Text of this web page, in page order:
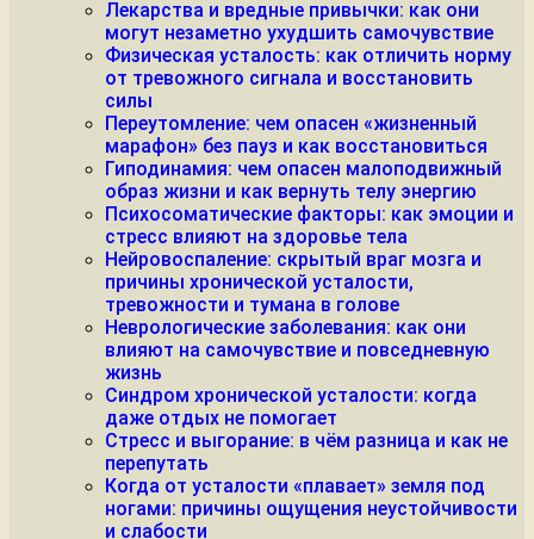
Лекарства и вредные привычки: как они
могут незаметно ухудшить самочувствие
Физическая усталость: как отличить норму
от тревожного сигнала и восстановить
силы
Переутомление: чем опасен «жизненный
марафон» без пауз и как восстановиться
Гиподинамия: чем опасен малоподвижный
образ жизни и как вернуть телу энергию
Психосоматические факторы: как эмоции и
стресс влияют на здоровье тела
Нейровоспаление: скрытый враг мозга и
причины хронической усталости,
тревожности и тумана в голове
Неврологические заболевания: как они
влияют на самочувствие и повседневную
жизнь
Синдром хронической усталости: когда
даже отдых не помогает
Стресс и выгорание: в чём разница и как не
перепутать
Когда от усталости «плавает» земля под
ногами: причины ощущения неустойчивости
и слабости